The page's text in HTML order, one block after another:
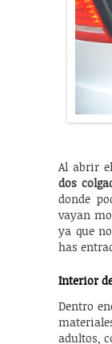
Al abrir
dos
donde
vayan
ya que
has
Interior
Dentro
adultos,